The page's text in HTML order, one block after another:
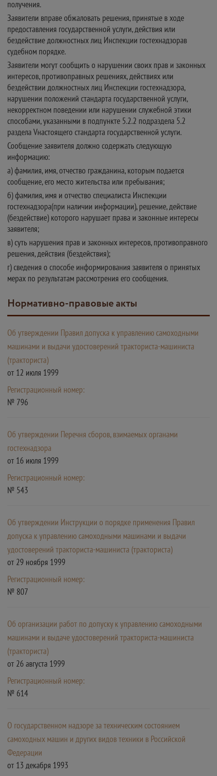
получения.
Заявители вправе обжаловать решения, принятые в ходе
предоставления государственной услуги, действия или
бездействие должностных лиц Инспекции гостехнадзорав
судебном порядке.
Заявители могут сообщить о нарушении своих прав и законных
интересов, противоправных решениях, действиях или
бездействии должностных лиц Инспекции гостехнадзора,
нарушении положений стандарта государственной услуги,
некорректном поведении или нарушении служебной этики
способами, указанными в подпункте 5.2.2 подраздела 5.2
раздела Vнастоящего стандарта государственной услуги.
Сообщение заявителя должно содержать следующую
информацию:
а) фамилия, имя, отчество гражданина, которым подается
сообщение, его место жительства или пребывания;
б) фамилия, имя и отчество специалиста Инспекции
гостехнадзора(при наличии информации), решение, действие
(бездействие) которого нарушает права и законные интересы
заявителя;
в) суть нарушения прав и законных интересов, противоправного
решения, действия (бездействия);
г) сведения о способе информирования заявителя о принятых
мерах по результатам рассмотрения его сообщения.
Нормативно-правовые акты
Об утверждении Правил допуска к управлению самоходными
машинами и выдачи удостоверений тракториста-машиниста
(тракториста)
от 12 июля 1999
Регистрационный номер:
№ 796
Об утверждении Перечня сборов, взимаемых органами
гостехнадзора
от 16 июля 1999
Регистрационный номер:
№ 543
Об утверждении Инструкции о порядке применения Правил
допуска к управлению самоходными машинами и выдачи
удостоверений тракториста-машиниста (тракториста)
от 29 ноября 1999
Регистрационный номер:
№ 807
Об организации работ по допуску к управлению самоходными
машинами и выдаче удостоверений тракториста-машиниста
(тракториста)
от 26 августа 1999
Регистрационный номер:
№ 614
О государственном надзоре за техническим состоянием
самоходных машин и других видов техники в Российской
Федерации
от 13 декабря 1993